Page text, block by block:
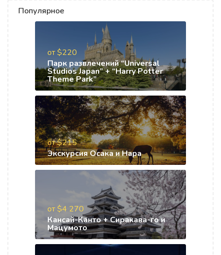
Популярное
от $220
Парк развлечений “Universal
Studios Japan” + “Harry Potter
Theme Park”
от $215
Экскурсия Осака и Нара
от $4 270
Кансай-Канто + Сиракава-го и
Мацумото